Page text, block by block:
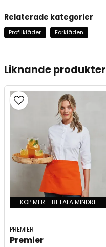
Liknande produkter
KÖP MER - BETALA MINDRE
PREMIER
Premier
Relaterade kategorier
Profilkläder Förkläden